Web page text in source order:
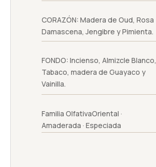
CORAZÓN: Madera de Oud, Rosa
Damascena, Jengibre y Pimienta.
FONDO: Incienso, Almizcle Blanco,
Tabaco, madera de Guayaco y
Vainilla.
Familia OlfativaOriental ·
Amaderada · Especiada